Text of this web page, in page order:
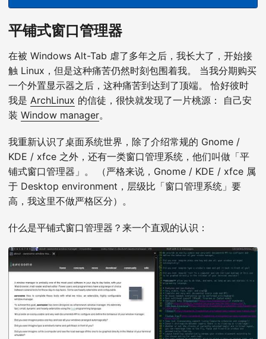
平铺式窗口管理器
在被 Windows Alt-Tab 虐了多年之后，我长大了，开始接
触 Linux，但是这种痛苦仍然时刻包围着我。 当我分期购买
一个外置显示器之后，这种痛苦到达到了顶端。 恰好彼时
我是 ArchLinux 的信徒，很快就发现了一片桃源： 自己安
装 Window manager。
我重新认识了桌面系统世界，除了介绍常规的 Gnome /
KDE / xfce 之外，还有一类窗口管理系统，他们叫做「平
铺式窗口管理器」。 （严格来说，Gnome / KDE / xfce 属
于 Desktop environment，层级比「窗口管理系统」要
高，我这里不做严格区分）。
什么是平铺式窗口管理器？来一个直观的认识：